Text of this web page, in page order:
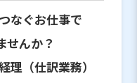
なぐお仕事で
せんか？
理（仕訳業務）